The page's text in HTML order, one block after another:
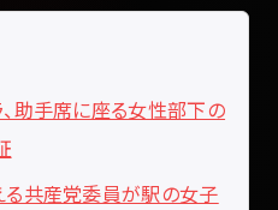
助手席に座る女性部下の
共産党委員が駅の女子